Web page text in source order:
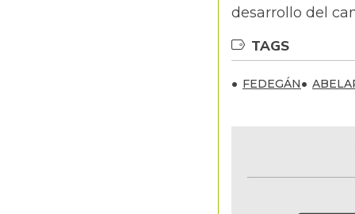
desarrollo del
TAGS
FEDEGÁN